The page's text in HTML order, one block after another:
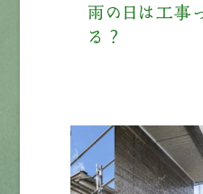
雨の日は工事
る？